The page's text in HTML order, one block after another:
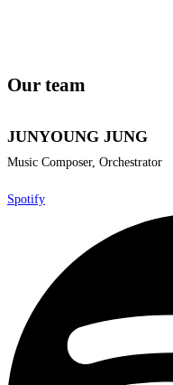
Our team
JUNYOUNG JUNG
Music Composer, Orchestrator
Spotify